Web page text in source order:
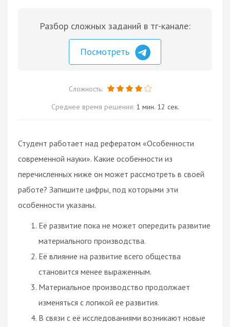
Разбор сложных заданий в тг-канале:
Посмотреть
Сложность:
Среднее время решения: 1 мин. 12 сек.
Студент работает над рефератом «Особенности
современной науки». Какие особенности из
перечисленных ниже он может рассмотреть в своей
работе? Запишите цифры, под которыми эти
особенности указаны.
Её развитие пока не может опередить развитие
материального производства.
Её влияние на развитие всего общества
становится менее выраженным.
Материальное производство продолжает
изменяться с логикой ее развития.
В связи с её исследованиями возникают новые